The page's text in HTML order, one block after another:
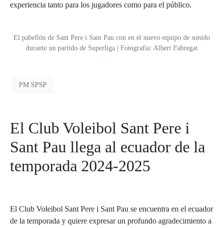
experiencia tanto para los jugadores como para el público.
El pabellón de Sant Pere i Sant Pau con en el nuevo equipo de sonido
durante un partido de Superliga | Fotografia: Albert Fabregat
PM SPSP
El Club Voleibol Sant Pere i
Sant Pau llega al ecuador de la
temporada 2024-2025
El Club Voleibol Sant Pere i Sant Pau se encuentra en el ecuador
de la temporada y quiere expresar un profundo agradecimiento a